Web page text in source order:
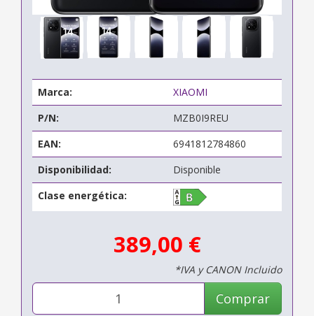
Marca:
XIAOMI
P/N:
MZB0I9REU
EAN:
6941812784860
Disponibilidad:
Disponible
Clase energética:
389,00 €
*IVA y CANON Incluido
Comprar